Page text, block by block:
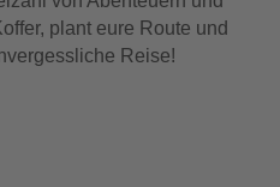
plant eure Route und
Reise!